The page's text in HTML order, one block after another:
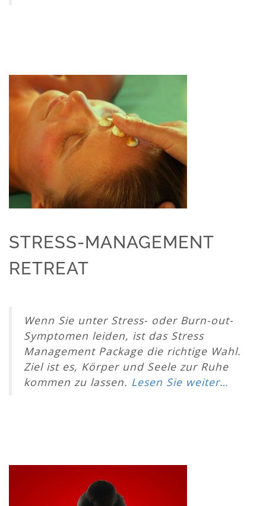
STRESS-MANAGEMENT
RETREAT
Wenn Sie unter Stress- oder Burn-out-
Symptomen leiden, ist das Stress
Management Package die richtige Wahl.
Ziel ist es, Körper und Seele zur Ruhe
kommen zu lassen. Lesen Sie weiter…